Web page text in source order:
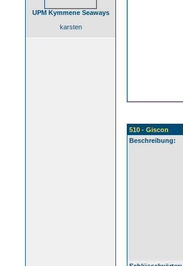
UPM Kymmene Seaways
karsten
510 - Giscon
Beschreibung: